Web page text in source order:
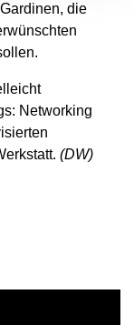
die
Networking
(DW)